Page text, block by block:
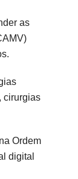
as
cirurgias
Ordem
digital